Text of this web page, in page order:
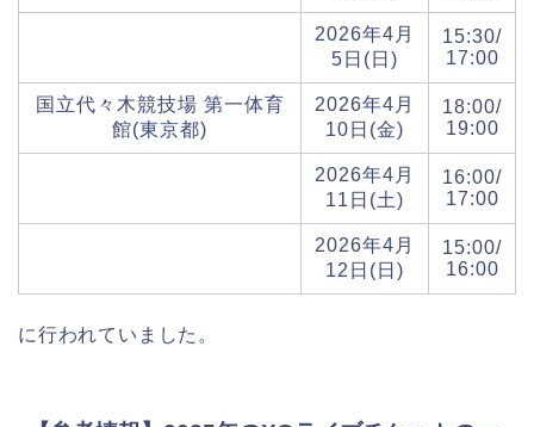
2026年4月
5日(日)
15:30/
17:00
国立代々木競技場 第一体育
館(東京都)
2026年4月
10日(金)
18:00/
19:00
2026年4月
11日(土)
16:00/
17:00
2026年4月
12日(日)
15:00/
16:00
に行われていました。